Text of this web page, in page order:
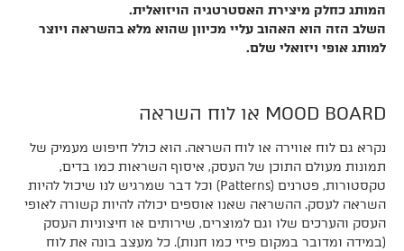
המותג כחלק מיצירת האסטרטגיה הויזואלית.
השלב הזה הוא האהוב עליי מכיוון שהוא מלא בהשראה ויוצר
למותג אופי ויזואלי שלם.
MOOD BOARD או לוח השראה
נקרא גם לוח אווירה או לוח השראה. הוא כולל חיפוש מעמיק של
תמונות מעולם התוכן של העסק, איסוף השראות כמו בדים,
טקסטורות, פטרנים (Patterns) וכל דבר שמרגיש לנו שיכול להיות
השראה לעסק. ההשראה שאנו אוספים יכולה להיות קשורה לאופי
העסק והערכים שלו וגם למוצרים, שירותים או חיצוניות העסק
(במידה ומדובר במקום פיזי כמו חנות). כל מעצב בונה את לוח